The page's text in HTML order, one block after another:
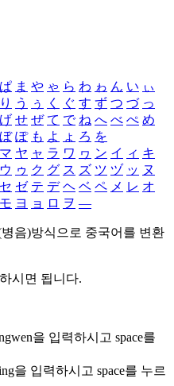
ぱ ま や ゃ ら わ ゎ ん い ぃ
り う ぅ く ぐ す ず つ づ っ
げ せ ぜ て で ね へ べ ぺ め
ぼ ぽ も よ ょ ろ を
マ ヤ ャ ラ ワ ヮ ン イ ィ キ
ウ ゥ ク グ ス ズ ツ ヅ ッ ヌ
セ ゼ テ デ ヘ ベ ペ メ レ オ
モ ヨ ョ ロ ヲ ―
음)방식으로 중국어를 변환
시면 됩니다.
을 입력하시고 space를
을 입력하시고 space를 누르